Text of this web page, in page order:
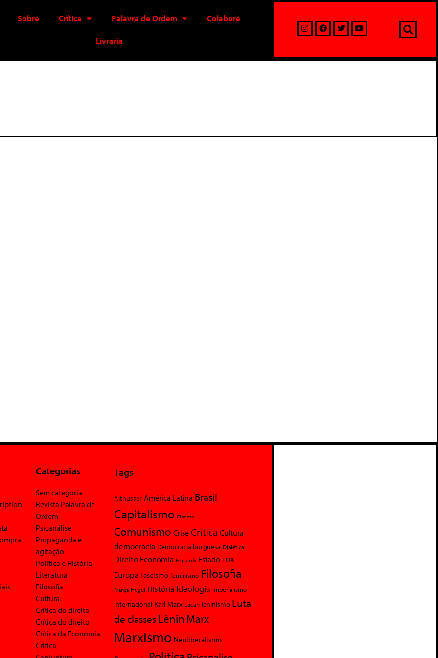
Sobre Crítica Palavra de Ordem Colabore
Livraria
Categorias
Sem categoria
Revista Palavra de
Ordem
Psicanálise
Propaganda e
agitação
Política e História
Literatura
Filosofia
Cultura
Crítica do direito
Crítica do direito
Crítica da Economia
Crítica
Tags
Althusser América Latina Brasil
Capitalismo Cinema
Comunismo Crise Crítica Cultura
democracia Democracia burguesa Dialética
Direito Economia Esquerda Estado EUA
Europa Fascismo feminismo Filosofia
França Hegel História Ideologia Imperialismo
Internacional Karl Marx Lacan leninismo Luta
de classesLênin Marx
Marxismo Neoliberalismo